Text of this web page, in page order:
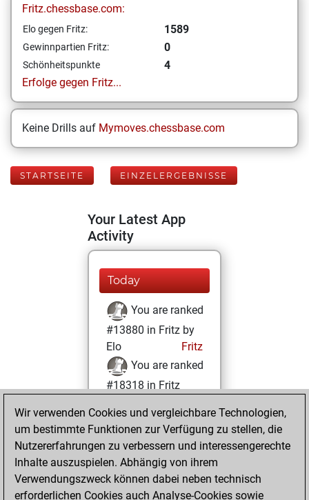
Fritz.chessbase.com:
Elo gegen Fritz: 1589
Gewinnpartien Fritz: 0
Schönheitspunkte
4
Erfolge gegen Fritz...
Keine Drills auf Mymoves.chessbase.com
STARTSEITE EINZELERGEBNISSE
Your Latest App
Activity
Today
You are ranked
#13880 in Fritz by
Elo
Fritz
You are ranked
#18318 in Fritz
Mittwoch,
Dezember 9, 2020
You achieved a
BeautyScore of 4
Wir verwenden Cookies und vergleichbare Technologien,
um bestimmte Funktionen zur Verfügung zu stellen, die
Nutzererfahrungen zu verbessern und interessengerechte
Inhalte auszuspielen. Abhängig von ihrem
Verwendungszweck können dabei neben technisch
erforderlichen Cookies auch Analyse-Cookies sowie